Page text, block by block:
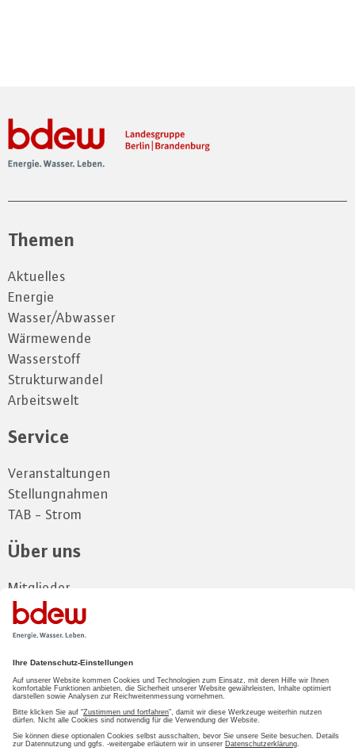
Themen
Aktuelles
Energie
Wasser/Abwasser
Wärmewende
Wasserstoff
Strukturwandel
Arbeitswelt
Service
Veranstaltungen
Stellungnahmen
TAB - Strom
Über uns
Mitglieder
Vorstand
Landesgruppe
Zum Mitgliederbereich